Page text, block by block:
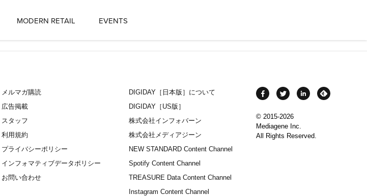
MODERN RETAIL EVENTS
メルマガ購読
広告掲載
スタッフ
利用規約
プライバシーポリシー
インフォマティブデータポリシー
お問い合わせ
DIGIDAY［日本版］について
DIGIDAY［US版］
株式会社インフォバーン
株式会社メディアジーン
NEW STANDARD Content Channel
Spotify Content Channel
TREASURE Data Content Channel
Instagram Content Channel
© 2015-2026
Mediagene Inc.
All Rights Reserved.